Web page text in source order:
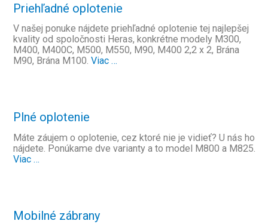
Priehľadné oplotenie
V našej ponuke nájdete priehľadné oplotenie tej najlepšej
kvality od spoločnosti Heras, konkrétne modely M300,
M400, M400C, M500, M550, M90, M400 2,2 x 2, Brána
M90, Brána M100. Viac …
Plné oplotenie
Máte záujem o oplotenie, cez ktoré nie je vidieť? U nás ho
nájdete. Ponúkame dve varianty a to model M800 a M825.
Viac …
Mobilné zábrany